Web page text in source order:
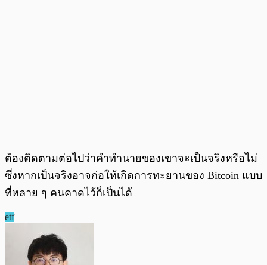
ต้องติดตามต่อไปว่าคำทำนายของเขาจะเป็นจริงหรือไม่
ซึ่งหากเป็นจริงอาจก่อให้เกิดการทะยานของ Bitcoin แบบ
ที่หลาย ๆ คนคาดไว้ก็เป็นได้
etf